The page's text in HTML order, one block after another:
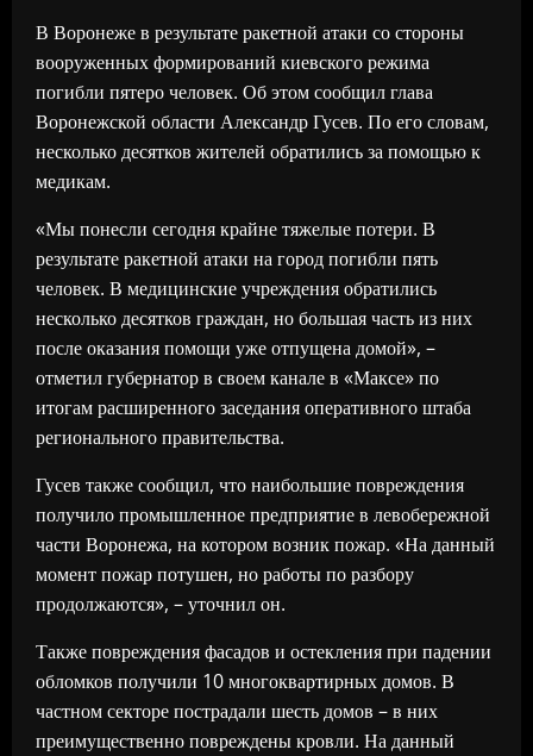
В Воронеже в результате ракетной атаки со стороны
вооруженных формирований киевского режима
погибли пятеро человек. Об этом сообщил глава
Воронежской области Александр Гусев. По его словам,
несколько десятков жителей обратились за помощью к
медикам.
«Мы понесли сегодня крайне тяжелые потери. В
результате ракетной атаки на город погибли пять
человек. В медицинские учреждения обратились
несколько десятков граждан, но большая часть из них
после оказания помощи уже отпущена домой», –
отметил губернатор в своем канале в «Максе» по
итогам расширенного заседания оперативного штаба
регионального правительства.
Гусев также сообщил, что наибольшие повреждения
получило промышленное предприятие в левобережной
части Воронежа, на котором возник пожар. «На данный
момент пожар потушен, но работы по разбору
продолжаются», – уточнил он.
Также повреждения фасадов и остекления при падении
обломков получили 10 многоквартирных домов. В
частном секторе пострадали шесть домов – в них
преимущественно повреждены кровли. На данный